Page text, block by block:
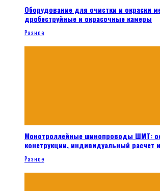
Оборудование для очистки и окраски
дробеструйные и окрасочные камеры
Разное
Монотроллейные шинопроводы ШМТ:
конструкции, индивидуальный расчет
Разное